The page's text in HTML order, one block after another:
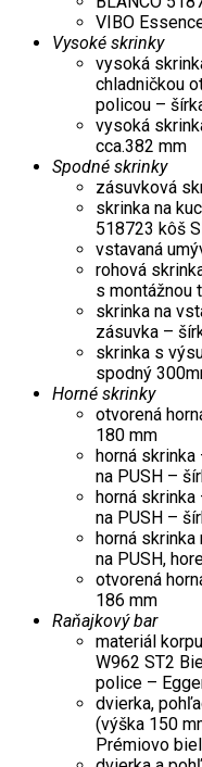
VIBO
Vysoké skrinky
vysoká
chladničkou
policou –
vysoká
cca.382 mm
Spodné skrinky
zásuvková
skrinka na
518723 kôš
vstavaná
rohová
s montážnou
skrinka na
zásuvka –
skrinka s
spodný
Horné skrinky
otvorená
180 mm
horná skrinka
na PUSH –
horná skrinka
na PUSH –
horná
na PUSH,
otvorená
186 mm
Raňajkový bar
materiál
W962 ST2
police –
dvierka,
(výška 150
Prémiovo